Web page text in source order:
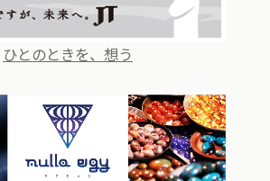
ひとのときを、想う